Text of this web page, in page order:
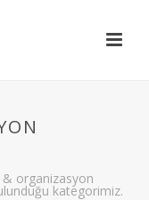
organizasyon
kategorimiz.